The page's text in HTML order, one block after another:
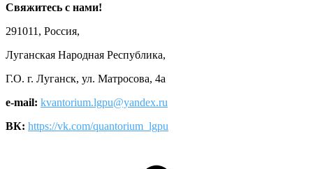
Свяжитесь с нами!
291011, Россия,
Луганская Народная Республика,
Г.О. г. Луганск, ул. Матросова, 4а
e-mail: kvantorium.lgpu@yandex.ru
ВК: https://vk.com/quantorium_lgpu